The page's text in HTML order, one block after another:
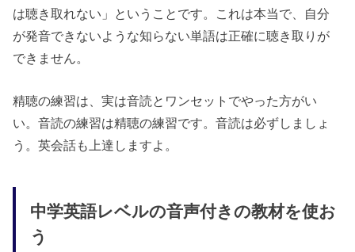
は聴き取れない」ということです。これは本当で、自分
が発音できないような知らない単語は正確に聴き取りが
できません。
精聴の練習は、実は音読とワンセットでやった方がい
い。音読の練習は精聴の練習です。音読は必ずしましょ
う。英会話も上達しますよ。
中学英語レベルの音声付きの教材を使お
う